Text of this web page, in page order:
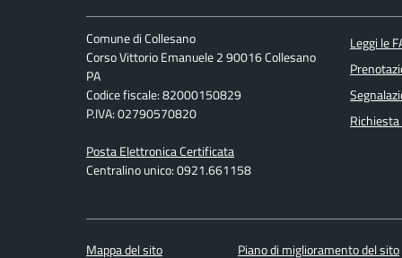
Comune di Collesano
Corso Vittorio Emanuele 2 90016 Collesano
PA
Codice fiscale: 82000150829
P.IVA: 02790570820
Posta Elettronica Certificata
Centralino unico: 0921.661158
Leggi le
Mappa del sito Piano di miglioramento del sito